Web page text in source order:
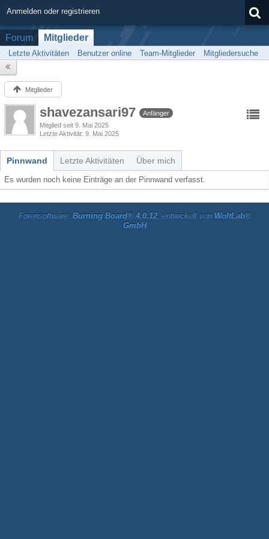
Anmelden oder registrieren
Forum Mitglieder
Letzte Aktivitäten Benutzer online Team-Mitglieder Mitgliedersuche
Mitglieder
shavezansari97
Anfänger
Mitglied seit 9. Mai 2025
Letzte Aktivität 9. Mai 2025
Pinnwand Letzte Aktivitäten Über mich
Es wurden noch keine Einträge an der Pinnwand verfasst.
Forensoftware: Burning Board® 4.0.12, entwickelt von WoltLab®
GmbH